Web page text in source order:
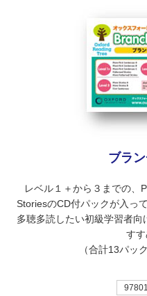
ブラ
レベル１＋から３までの、
StoriesのCD付パックが入っ
多聴多読したい初級学習者
すす
（合計13パッ